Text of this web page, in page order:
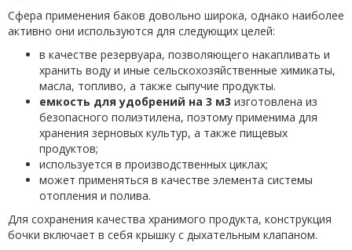
Сфера применения баков довольно широка, однако наиболее
активно они используются для следующих целей:
в качестве резервуара, позволяющего накапливать и
хранить воду и иные сельскохозяйственные химикаты,
масла, топливо, а также сыпучие продукты.
емкость для удобрений на 3 м3 изготовлена из
безопасного полиэтилена, поэтому применима для
хранения зерновых культур, а также пищевых
продуктов;
используется в производственных циклах;
может применяться в качестве элемента системы
отопления и полива.
Для сохранения качества хранимого продукта, конструкция
бочки включает в себя крышку с дыхательным клапаном.